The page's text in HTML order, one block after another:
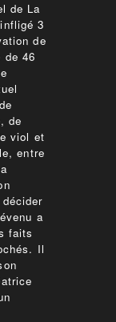
de La
3
de
de 46
de
viol et
entre
a
faits
Il